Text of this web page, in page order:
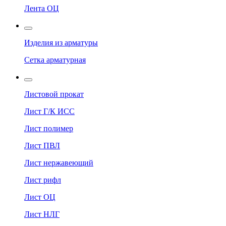
Лента ОЦ
Изделия из арматуры
Сетка арматурная
Листовой прокат
Лист Г/К ИСС
Лист полимер
Лист ПВЛ
Лист нержавеющий
Лист рифл
Лист ОЦ
Лист НЛГ